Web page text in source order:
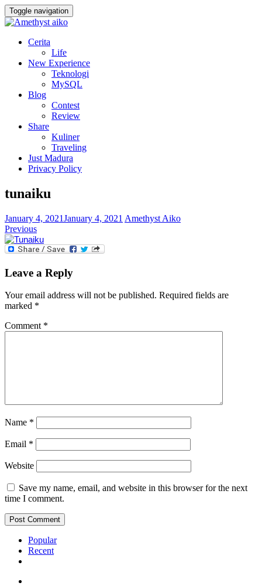
Toggle navigation
Cerita
Life
New Experience
Teknologi
MySQL
Blog
Contest
Review
Share
Kuliner
Traveling
Just Madura
Privacy Policy
tunaiku
January 4, 2021January 4, 2021 Amethyst Aiko
Previous
Leave a Reply
Your email address will not be published. Required fields are
marked *
Comment *
Name *
Email *
Website
Save my name, email, and website in this browser for the next
time I comment.
Popular
Recent